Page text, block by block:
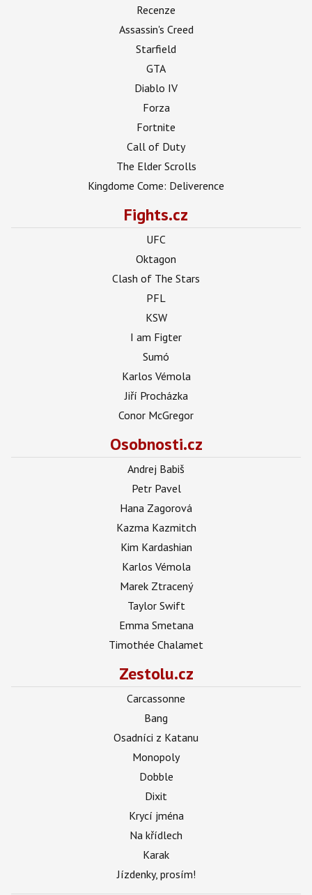
Recenze
Assassin's Creed
Starfield
GTA
Diablo IV
Forza
Fortnite
Call of Duty
The Elder Scrolls
Kingdome Come: Deliverence
Fights.cz
UFC
Oktagon
Clash of The Stars
PFL
KSW
I am Figter
Sumó
Karlos Vémola
Jiří Procházka
Conor McGregor
Osobnosti.cz
Andrej Babiš
Petr Pavel
Hana Zagorová
Kazma Kazmitch
Kim Kardashian
Karlos Vémola
Marek Ztracený
Taylor Swift
Emma Smetana
Timothée Chalamet
Zestolu.cz
Carcassonne
Bang
Osadníci z Katanu
Monopoly
Dobble
Dixit
Krycí jména
Na křídlech
Karak
Jízdenky, prosím!